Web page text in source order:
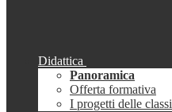
Didattica
Panoramica
Offerta formativa
I progetti delle classi